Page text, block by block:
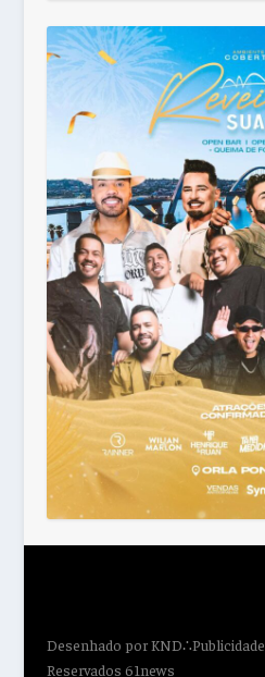
Desenhado porKND∴Publicidade
Reservados 61news